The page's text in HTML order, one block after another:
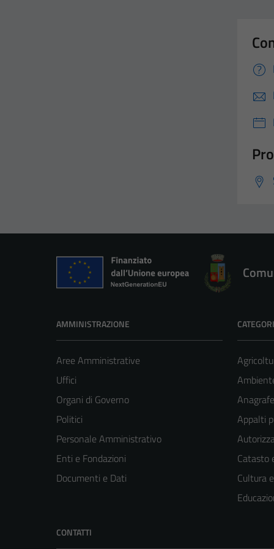
AMMINISTRAZIONE
Aree Amministrative
Uffici
Organi di Governo
Politici
Personale Amministrativo
Enti e Fondazioni
Documenti e Dati
Appalti
Catasto
Cultura
CONTATTI